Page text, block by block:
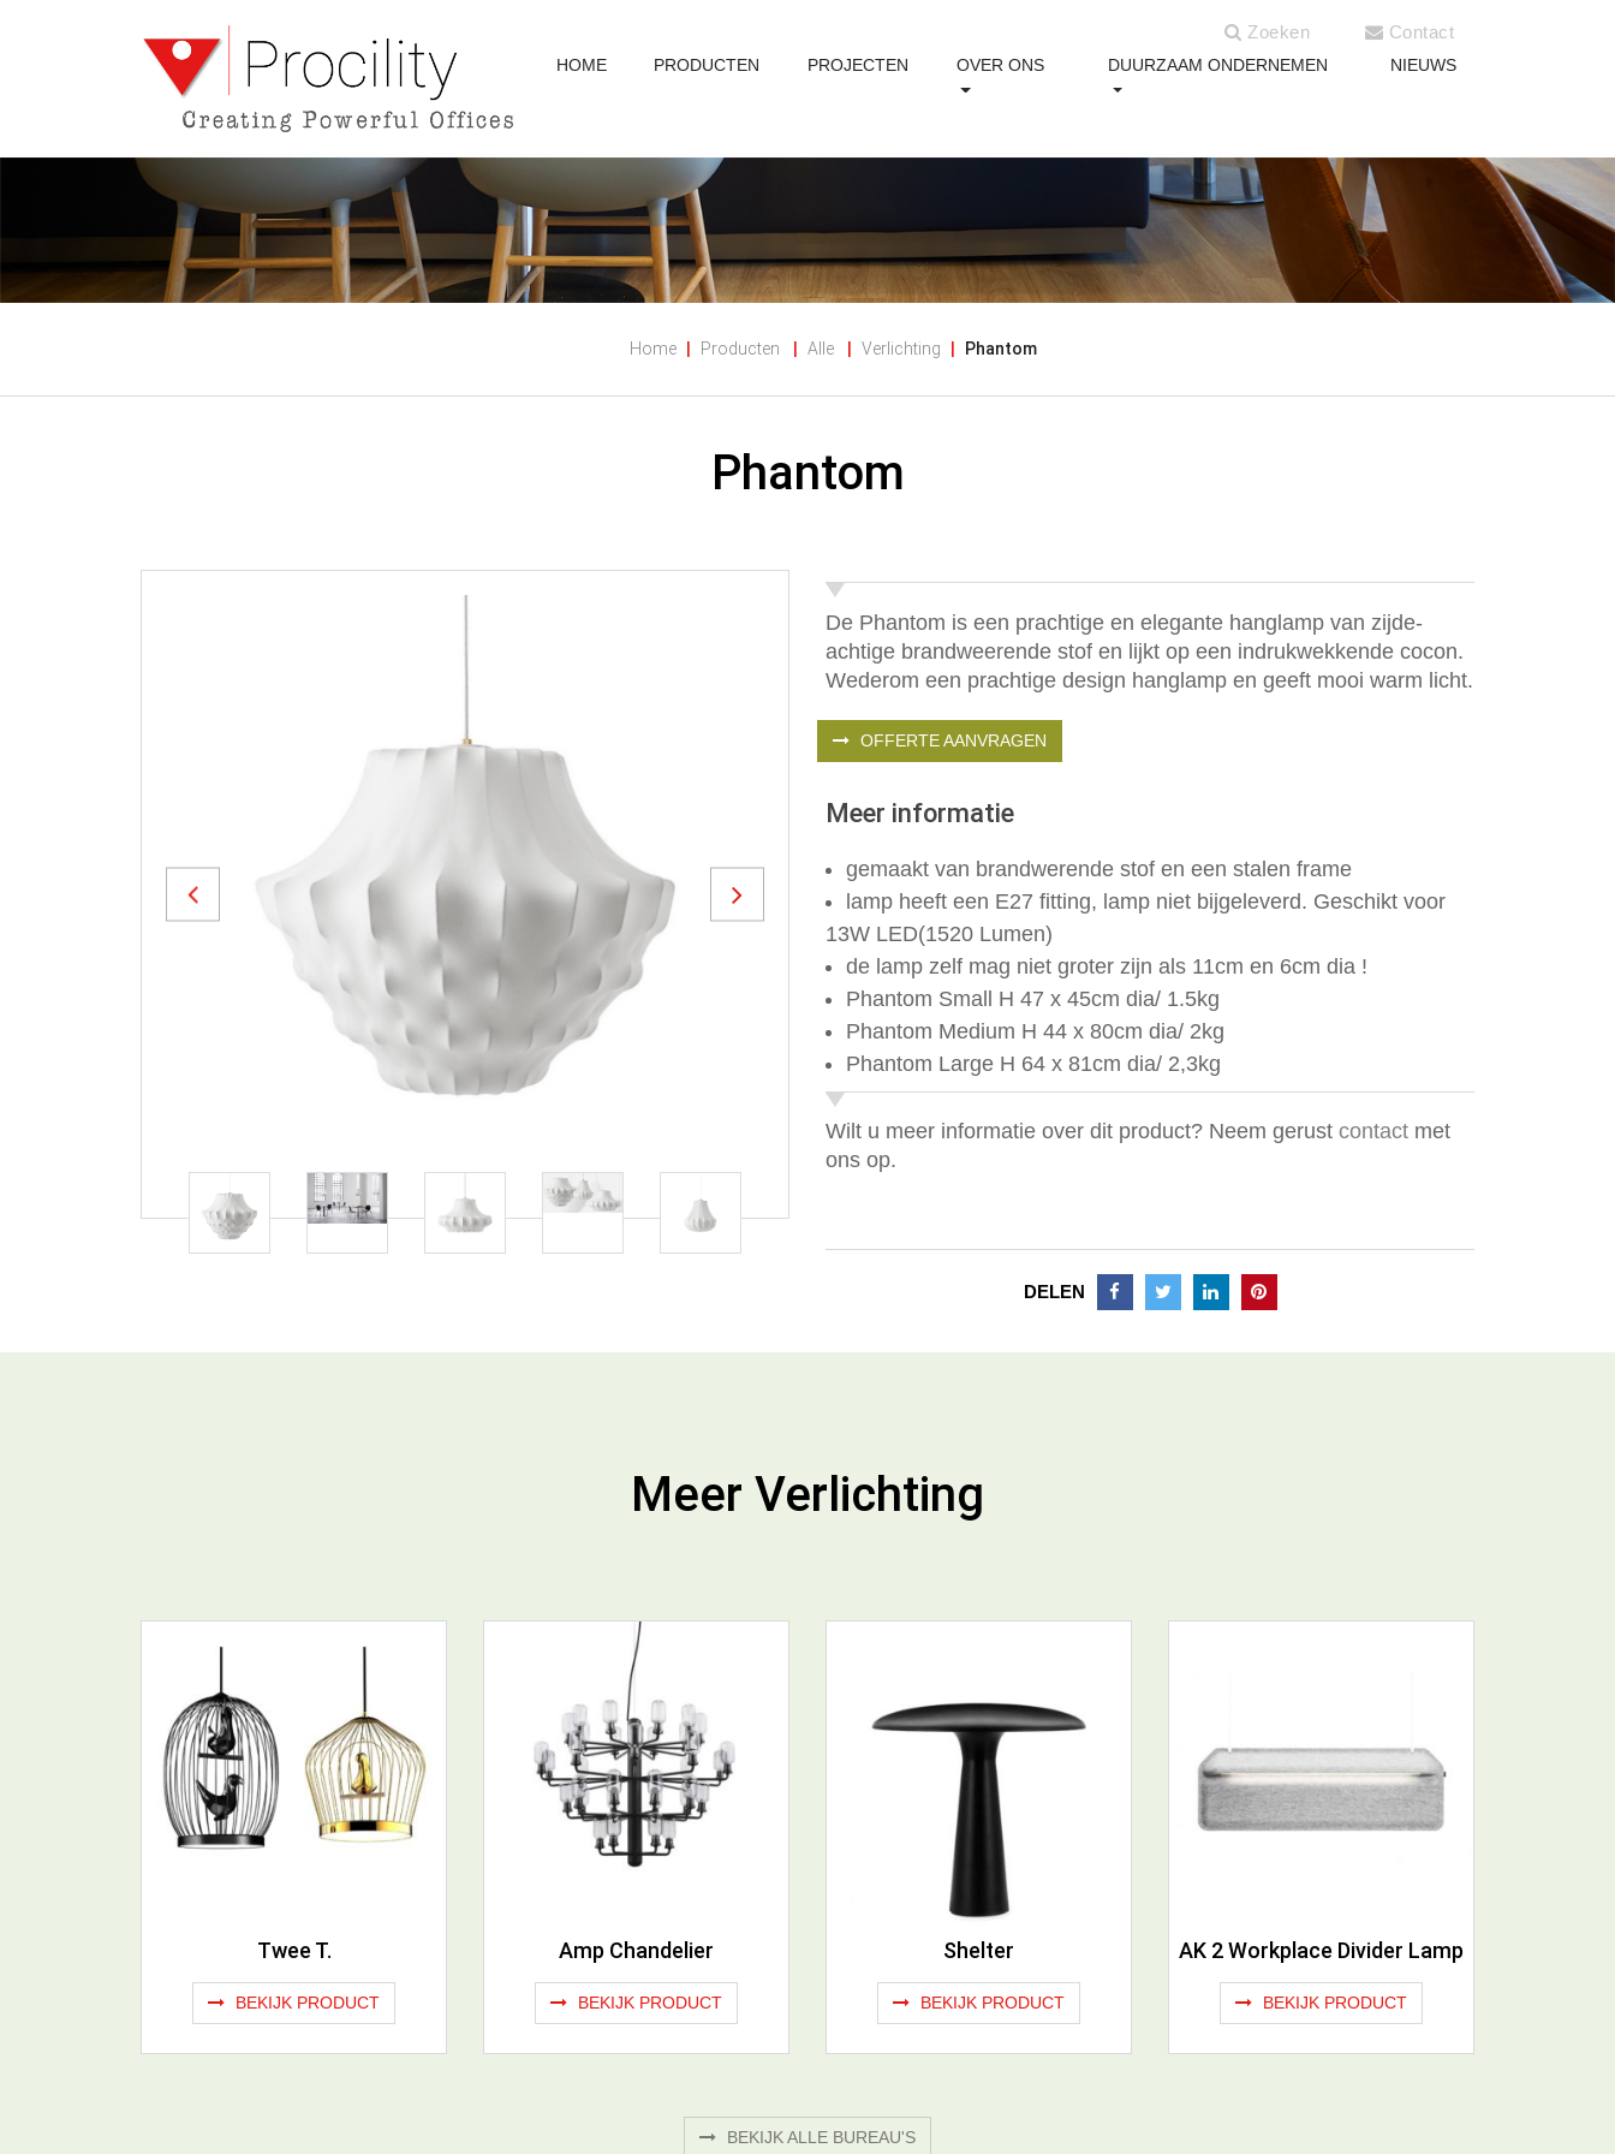
Zoeken Contact
HOME PRODUCTEN PROJECTEN OVER ONS DUURZAAM ONDERNEMEN NIEUWS
Home Producten Alle Verlichting Phantom
Phantom
Previous Next
De Phantom is een prachtige en elegante hanglamp van zijde-
achtige brandweerende stof en lijkt op een indrukwekkende cocon.
Wederom een prachtige design hanglamp en geeft mooi warm licht.
OFFERTE AANVRAGEN
Meer informatie
gemaakt van brandwerende stof en een stalen frame
lamp heeft een E27 fitting, lamp niet bijgeleverd. Geschikt voor
13W LED(1520 Lumen)
de lamp zelf mag niet groter zijn als 11cm en 6cm dia !
Phantom Small H 47 x 45cm dia/ 1.5kg
Phantom Medium H 44 x 80cm dia/ 2kg
Phantom Large H 64 x 81cm dia/ 2,3kg
Wilt u meer informatie over dit product? Neem gerust contact met
ons op.
DELEN
Meer Verlichting
Twee T.
BEKIJK PRODUCT
Amp Chandelier
BEKIJK PRODUCT
Shelter
BEKIJK PRODUCT
AK 2 Workplace Divider Lamp
BEKIJK PRODUCT
BEKIJK ALLE BUREAU'S